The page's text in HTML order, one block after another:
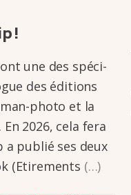
!
une des spéci­­
des éditions
photo et la
2026, cela fera
a publié ses deux
(Etire­­ments (…)